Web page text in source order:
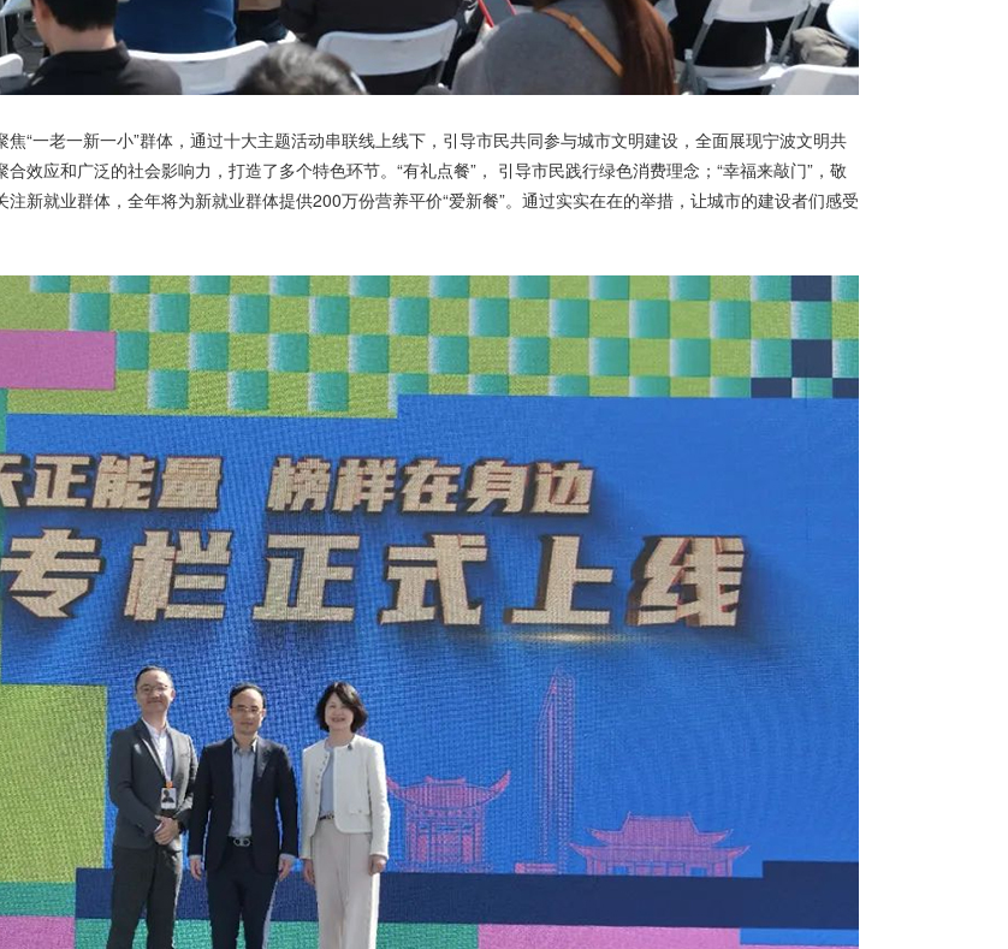
一老一新一小”群体，通过十大主题活动串联线上线下，引导市民共同参与城市文明建设，全面展现宁波文明共
效应和广泛的社会影响力，打造了多个特色环节。“有礼点餐”， 引导市民践行绿色消费理念；“幸福来敲门”，敬
新就业群体，全年将为新就业群体提供200万份营养平价“爱新餐”。通过实实在在的举措，让城市的建设者们感受